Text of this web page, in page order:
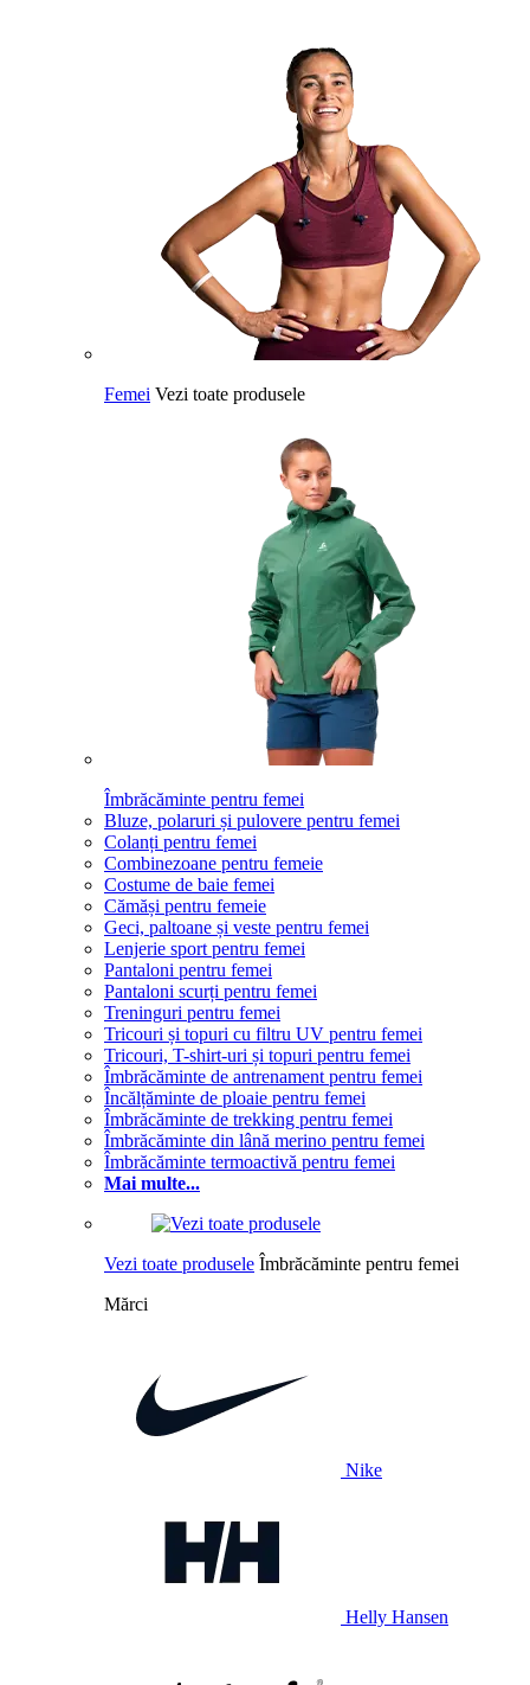
Femei Vezi toate produsele
Îmbrăcăminte pentru femei
Bluze, polaruri și pulovere pentru femei
Colanți pentru femei
Combinezoane pentru femeie
Costume de baie femei
Cămăși pentru femeie
Geci, paltoane și veste pentru femei
Lenjerie sport pentru femei
Pantaloni pentru femei
Pantaloni scurți pentru femei
Treninguri pentru femei
Tricouri și topuri cu filtru UV pentru femei
Tricouri, T-shirt-uri și topuri pentru femei
Îmbrăcăminte de antrenament pentru femei
Încălțăminte de ploaie pentru femei
Îmbrăcăminte de trekking pentru femei
Îmbrăcăminte din lână merino pentru femei
Îmbrăcăminte termoactivă pentru femei
Mai multe...
Vezi toate produsele Îmbrăcăminte pentru femei
Mărci
Nike
Helly Hansen